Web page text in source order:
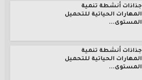
جذاذات أنشطة تنمية
المهارات الحياتية للتحميل
المستوى...
جذاذات أنشطة تنمية
المهارات الحياتية للتحميل
المستوى...